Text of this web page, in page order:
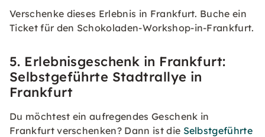
Verschenke dieses Erlebnis in Frankfurt. Buche ein
Ticket für den Schokoladen-Workshop-in-Frankfurt.
5. Erlebnisgeschenk in Frankfurt:
Selbstgeführte Stadtrallye in
Frankfurt
Du möchtest ein aufregendes Geschenk in
Frankfurt verschenken? Dann ist die Selbstgeführte